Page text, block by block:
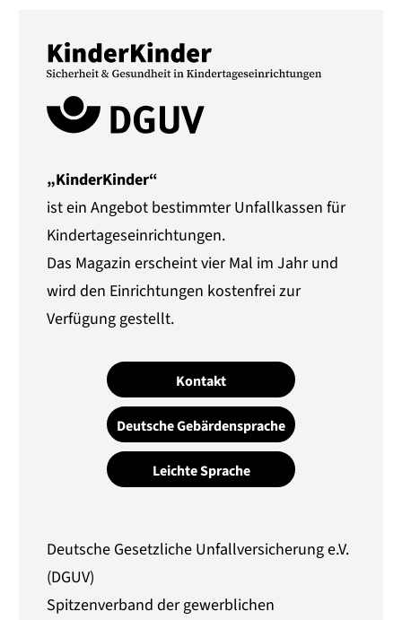
„KinderKinder“
ist ein Angebot bestimmter Unfallkassen für
Kindertageseinrichtungen.
Das Magazin erscheint vier Mal im Jahr und
wird den Einrichtungen kostenfrei zur
Verfügung gestellt.
Kontakt
Deutsche Gebärdensprache
Leichte Sprache
Deutsche Gesetzliche Unfallversicherung e.V.
(DGUV)
Spitzenverband der gewerblichen